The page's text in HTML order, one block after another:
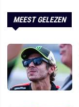
MEEST GELEZEN